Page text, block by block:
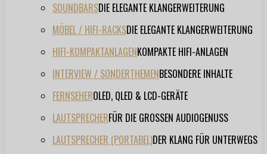
SOUNDBARSDIE ELEGANTE KLANGERWEITERUNG
MÖBEL / HIFI-RACKSDIE ELEGANTE KLANGERWEITERUNG
HIFI-KOMPAKTANLAGENKOMPAKTE HIFI-ANLAGEN
INTERVIEW / SONDERTHEMENBESONDERE INHALTE
FERNSEHEROLED, QLED & LCD-GERÄTE
LAUTSPRECHERFÜR DIE GROSSEN AUDIOGENUSS
LAUTSPRECHER (PORTABEL)DER KLANG FÜR UNTERWEGS